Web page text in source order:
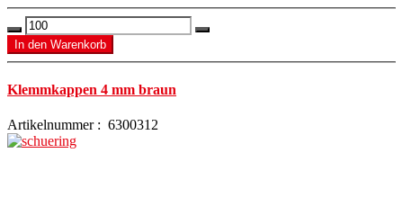
Klemmkappen 4 mm braun
Artikelnummer : 6300312